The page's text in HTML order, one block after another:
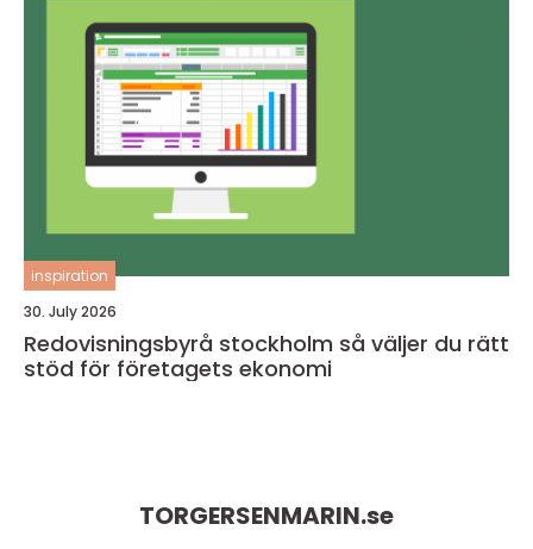
inspiration
30. July 2026
Redovisningsbyrå stockholm så väljer du rätt
stöd för företagets ekonomi
TORGERSENMARIN.se